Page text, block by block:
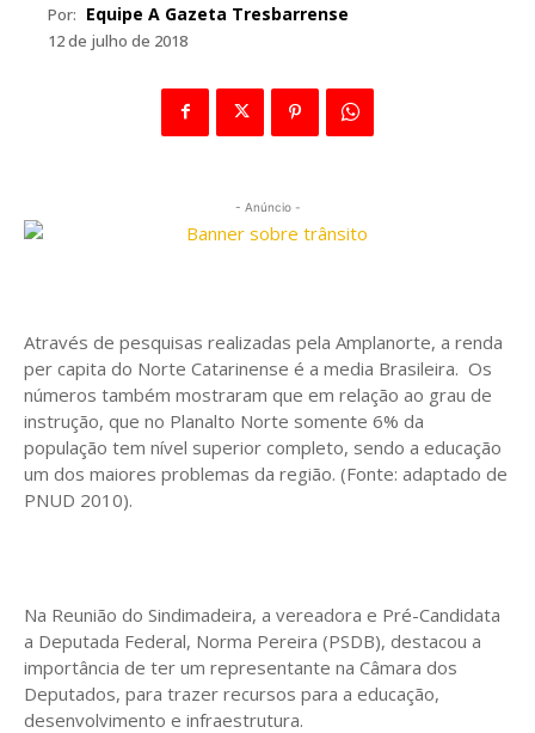
Por: Equipe A Gazeta Tresbarrense
12 de julho de 2018
- Anúncio -
Através de pesquisas realizadas pela Amplanorte, a renda
per capita do Norte Catarinense é a media Brasileira. Os
números também mostraram que em relação ao grau de
instrução, que no Planalto Norte somente 6% da
população tem nível superior completo, sendo a educação
um dos maiores problemas da região. (Fonte: adaptado de
PNUD 2010).
Na Reunião do Sindimadeira, a vereadora e Pré-Candidata
a Deputada Federal, Norma Pereira (PSDB), destacou a
importância de ter um representante na Câmara dos
Deputados, para trazer recursos para a educação,
desenvolvimento e infraestrutura.